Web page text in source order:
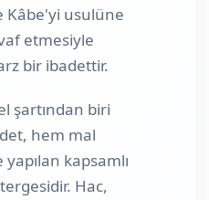
Kâbe'yi usulüne
etmesiyle
bir ibadettir.
şartından biri
hem mal
kapsamlı
Hac,